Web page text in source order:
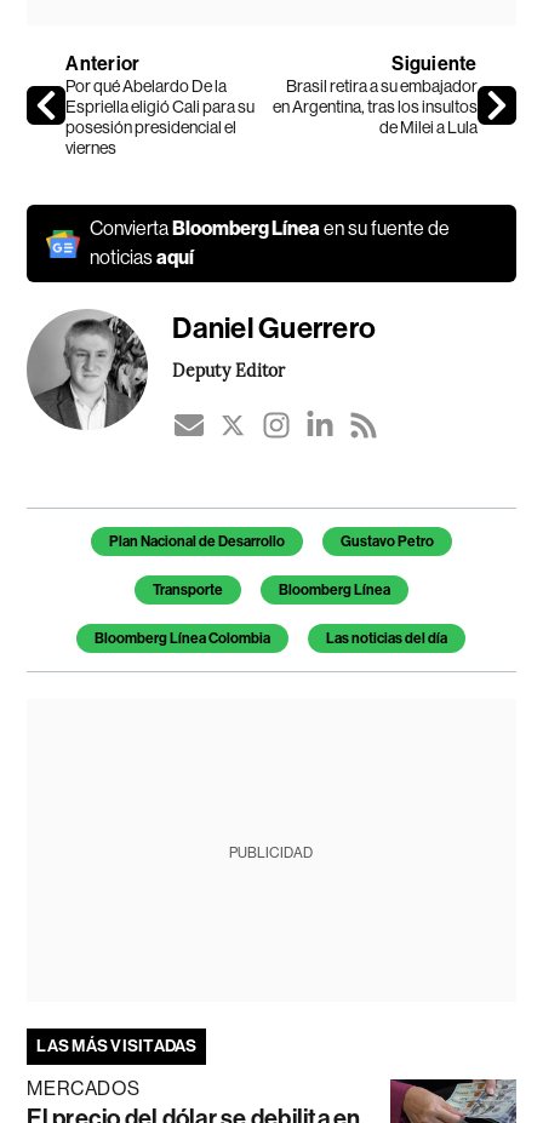
Anterior
Por qué Abelardo De la
Espriella eligió Cali para su
posesión presidencial el
viernes
Siguiente
Brasil retira a su embajador
en Argentina, tras los insultos
de Milei a Lula
Convierta Bloomberg Líneaen su fuente de
noticiasaquí
Daniel Guerrero
Deputy Editor
Temas de este artículo
Plan Nacional de Desarrollo Gustavo Petro
Transporte Bloomberg Línea
Bloomberg Línea Colombia Las noticias del día
PUBLICIDAD
LAS MÁS VISITADAS
MERCADOS